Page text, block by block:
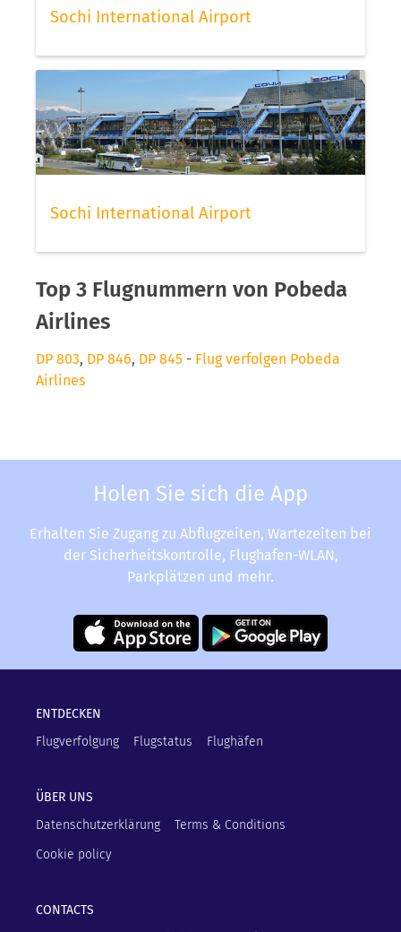
Sochi International Airport
Sochi International Airport
Top 3 Flugnummern von Pobeda
Airlines
DP 803, DP 846, DP 845 - Flug verfolgen Pobeda
Airlines
Holen Sie sich die App
Erhalten Sie Zugang zu Abflugzeiten, Wartezeiten bei
der Sicherheitskontrolle, Flughafen-WLAN,
Parkplätzen und mehr.
ENTDECKEN
Flugverfolgung
Flugstatus Flughäfen
ÜBER UNS
Datenschutzerklärung
Terms & Conditions
Cookie policy
CONTACTS